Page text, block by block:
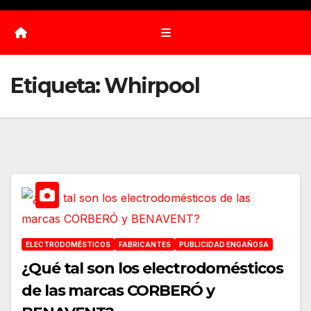
Etiqueta:Whirpool
ELECTRODOMÉSTICOS FABRICANTES PUBLICIDAD ENGAÑOSA
¿Qué tal son los electrodomésticos
de las marcas CORBERÓ y